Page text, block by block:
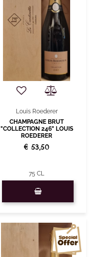
Louis Roederer
CHAMPAGNE BRUT
"COLLECTION 246" LOUIS
ROEDERER
€ 53,50
75 CL